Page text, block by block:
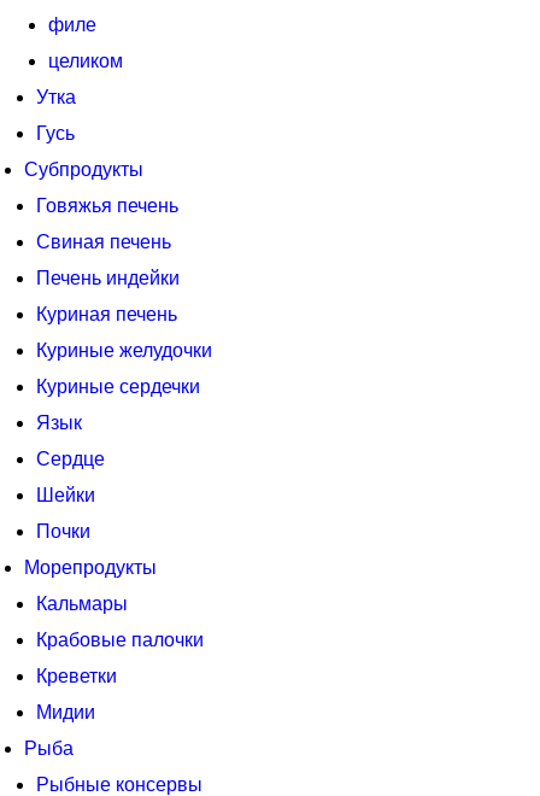
филе
целиком
Утка
Гусь
Субпродукты
Говяжья печень
Свиная печень
Печень индейки
Куриная печень
Куриные желудочки
Куриные сердечки
Язык
Сердце
Шейки
Почки
Морепродукты
Кальмары
Крабовые палочки
Креветки
Мидии
Рыба
Рыбные консервы